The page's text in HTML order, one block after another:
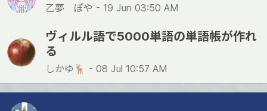
乙夢 ぽや - 19 Jun 03:50 AM
ヴィルル語で5000単語の単語帳が作れ
る
しかゆ🦌 - 08 Jul 10:57 AM